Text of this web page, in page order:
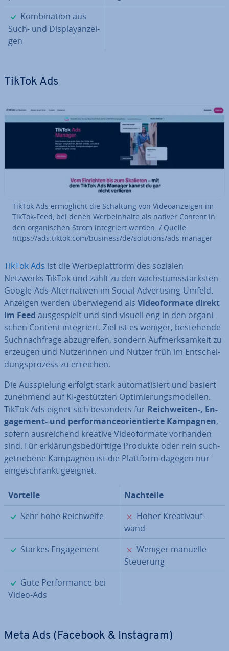
✓
Kom­bi­na­ti­on aus
Such- und Dis­play­an­zei­
gen
TikTok Ads
TikTok Ads er­mög­licht die Schaltung von Vi­deo­an­zei­gen im
TikTok-Feed, bei denen Wer­b­e­inhal­te als nativer Content in
den or­ga­ni­schen Strom in­te­griert werden. / Quelle:
https://ads.tiktok.com/business/de/solutions/ads-manager
TikTok Ads ist die Wer­be­platt­form des sozialen
Netzwerks TikTok und zählt zu den wachs­tums­stärks­ten
Google-Ads-Al­ter­na­ti­ven im Social-Ad­ver­ti­sing-Umfeld.
Anzeigen werden über­wie­gend als Vi­deo­for­ma­te direkt
im Feed aus­ge­spielt und sind visuell eng in den or­ga­ni­
schen Content in­te­griert. Ziel ist es weniger, be­stehen­de
Such­nach­fra­ge ab­zu­grei­fen, sondern Auf­merk­sam­keit zu
erzeugen und Nut­ze­rin­nen und Nutzer früh im Ent­schei­
dungs­pro­zess zu erreichen.
Die Aus­spie­lung erfolgt stark au­to­ma­ti­siert und basiert
zunehmend auf KI-ge­stütz­ten Op­ti­mie­rungs­mo­del­len.
TikTok Ads eignet sich besonders für Reich­wei­ten-, En­
ga­ge­ment- und per­for­man­ce­ori­en­tier­te Kampagnen,
sofern aus­rei­chend kreative Vi­deo­for­ma­te vorhanden
sind. Für er­klä­rungs­be­dürf­ti­ge Produkte oder rein such­
ge­trie­be­ne Kampagnen ist die Plattform dagegen nur
ein­ge­schränkt geeignet.
Vorteile
Nachteile
✓
Sehr hohe Reich­wei­te ✗
Hoher Krea­tiv­auf­
wand
✓
Starkes En­ga­ge­ment ✗
Weniger manuelle
Steuerung
✓
Gute Per­for­mance bei
Video-Ads
Meta Ads (Facebook & Instagram)